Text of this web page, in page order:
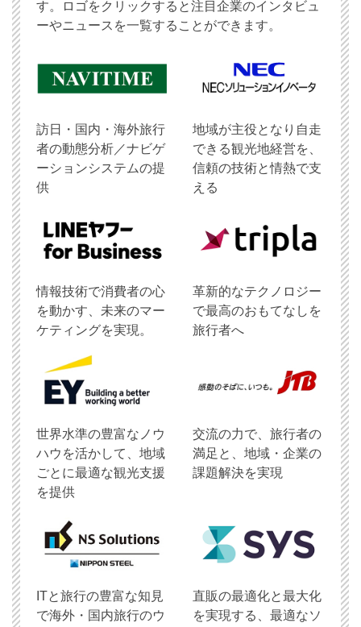
す。ロゴをクリックすると注目企業のインタビュ
ーやニュースを一覧することができます。
訪日・国内・海外旅行
者の動態分析／ナビゲ
ーションシステムの提
供
地域が主役となり自走
できる観光地経営を、
信頼の技術と情熱で支
える
情報技術で消費者の心
を動かす、未来のマー
ケティングを実現。
革新的なテクノロジー
で最高のおもてなしを
旅行者へ
世界水準の豊富なノウ
ハウを活かして、地域
ごとに最適な観光支援
を提供
交流の力で、旅行者の
満足と、地域・企業の
課題解決を実現
ITと旅行の豊富な知見
で海外・国内旅行のウ
直販の最適化と最大化
を実現する、最適なソ